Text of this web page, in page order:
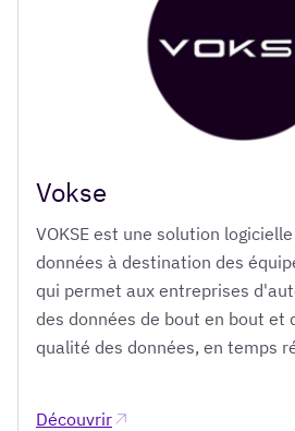
Vokse
VOKSE est une solution
données à destination des
qui permet aux entreprises
des données de bout en bout et
qualité des données, en temps
Découvrir